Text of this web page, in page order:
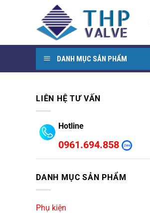
dung
DANH MỤC SẢN PHẨM
LIÊN HỆ TƯ VẤN
Hotline
0961.694.858
DANH MỤC SẢN PHẨM
Phụ kiện